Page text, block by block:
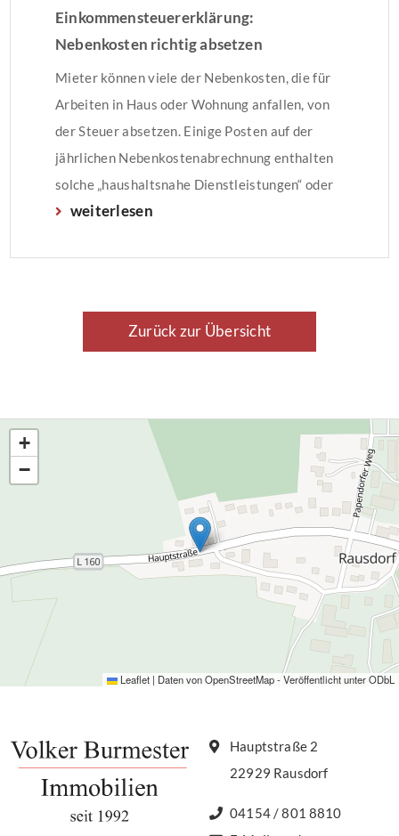
Einkommensteuererklärung:
Nebenkosten richtig absetzen
Mieter können viele der Nebenkosten, die für
Arbeiten in Haus oder Wohnung anfallen, von
der Steuer absetzen. Einige Posten auf der
jährlichen Nebenkostenabrechnung enthalten
solche „haushaltsnahe Dienstleistungen“ oder
Handwerkerleistungen. Doch was kann von der
weiterlesen
Zurück zur Übersicht
+
−
Leaflet | Daten vonOpenStreetMap- Veröffentlicht unterODbL
Hauptstraße 2
22929 Rausdorf
04154 / 801 8810